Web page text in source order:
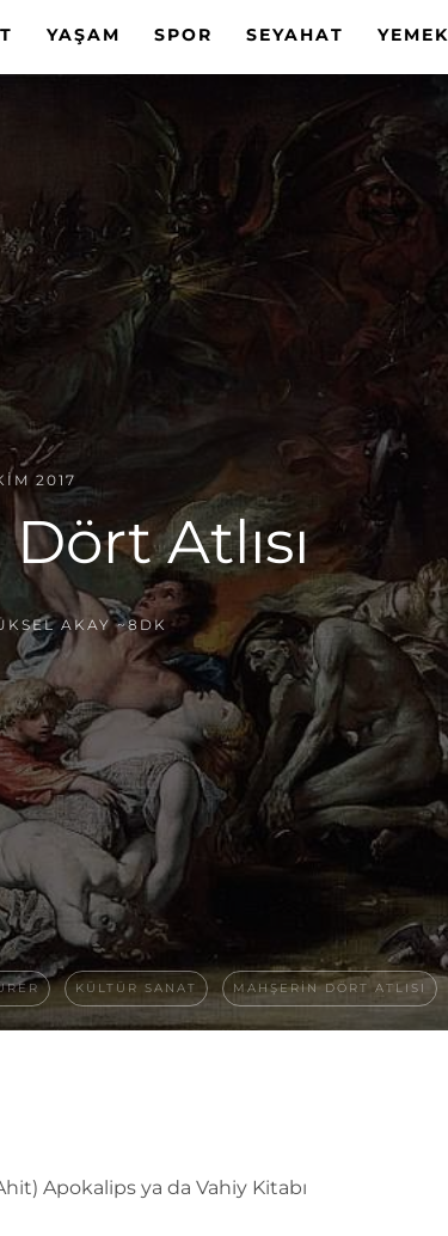
YAŞAM SPOR SEYAHAT YEMEK
2017
Atlısı
AKAY ~8DK
KÜLTÜR SANAT MAHŞERIN DÖRT ATLISI
Apokalips ya da Vahiy Kitabı